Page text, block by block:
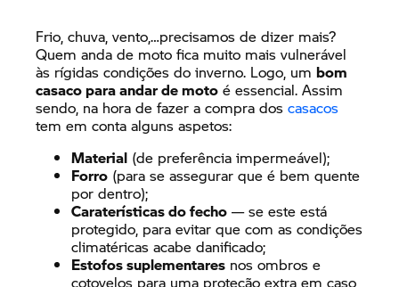
Frio, chuva, vento,…precisamos de dizer mais?
Quem anda de moto fica muito mais vulnerável
às rígidas condições do inverno. Logo, um bom
casaco para andar de moto é essencial. Assim
sendo, na hora de fazer a compra dos casacos
tem em conta alguns aspetos:
Material (de preferência impermeável);
Forro (para se assegurar que é bem quente
por dentro);
Caraterísticas do fecho — se este está
protegido, para evitar que com as condições
climatéricas acabe danificado;
Estofos suplementares nos ombros e
cotovelos para uma proteção extra em caso